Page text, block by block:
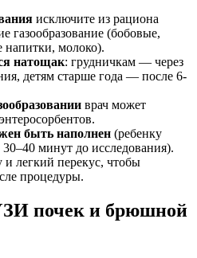
исключите из рациона
газообразование (бобовые,
напитки, молоко).
натощак: грудничкам — через
детям старше года — после 6-
врач может
быть наполнен (ребенку
минут до исследования).
и легкий перекус, чтобы
процедуры.
почек и брюшной